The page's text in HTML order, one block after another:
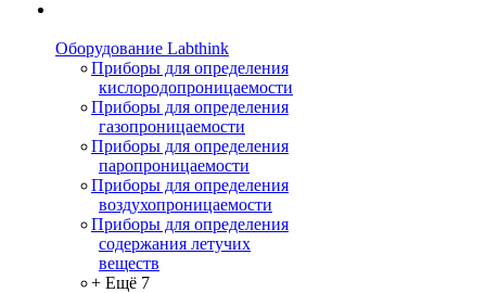
Оборудование Labthink
Приборы для определения
кислородопроницаемости
Приборы для определения
газопроницаемости
Приборы для определения
паропроницаемости
Приборы для определения
воздухопроницаемости
Приборы для определения
содержания летучих
веществ
+ Ещё 7